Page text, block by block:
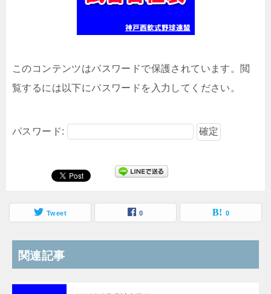
このコンテンツはパスワードで保護されています。閲
覧するには以下にパスワードを入力してください。
パスワード:
Tweet 0 0
関連記事